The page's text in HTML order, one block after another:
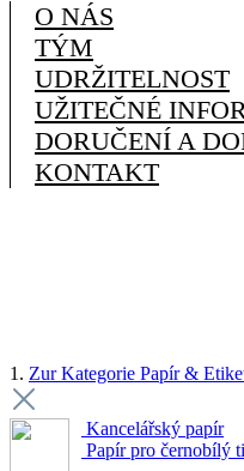
O NÁS
TÝM
UDRŽITELNOST
UŽITEČNÉ
DORUČENÍ A
KONTAKT
1. Zur Kategorie Papír &
Kancelářský papír
Papír pro černobílý